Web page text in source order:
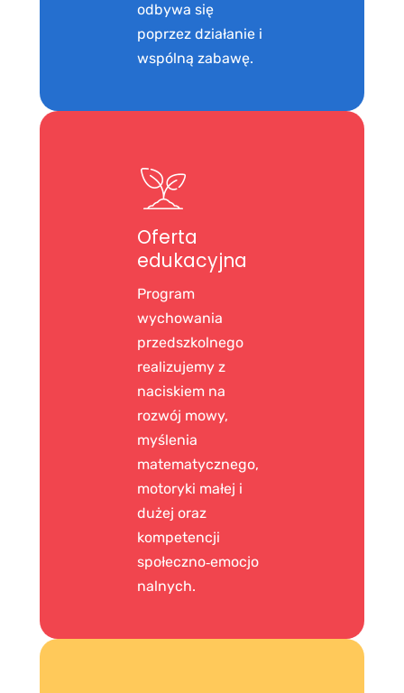
odbywa się
poprzez działanie i
wspólną zabawę.
Oferta
edukacyjna
Program
wychowania
przedszkolnego
realizujemy z
naciskiem na
rozwój mowy,
myślenia
matematycznego,
motoryki małej i
dużej oraz
kompetencji
społeczno‑emocjo
nalnych.